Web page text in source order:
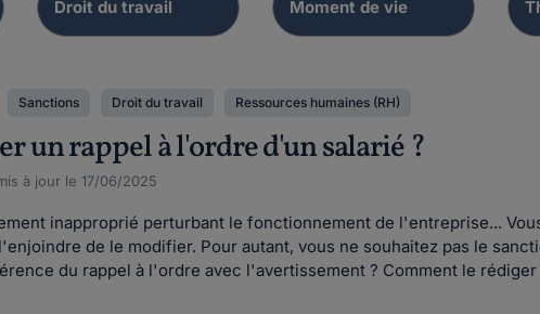
Sanctions Droit du travail Ressources humaines (RH)
un rappel à l'ordre d'un salarié ?
à jour le 17/06/2025
inapproprié perturbant le fonctionnement de l'entreprise...
de le modifier. Pour autant, vous ne souhaitez pas le
du rappel à l'ordre avec l'avertissement ? Comment le rédiger